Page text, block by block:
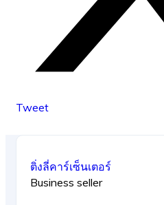
Tweet
ติ่งลี่คาร์เซ็นเตอร์
Business seller